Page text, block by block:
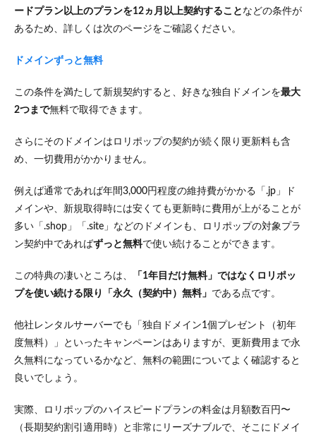
ードプラン以上のプランを12ヵ月以上契約すること などの条件が
あるため、詳しくは次のページをご確認ください。
ドメインずっと無料
この条件を満たして新規契約すると、好きな独自ドメインを最大
2つまで無料で取得できます。
さらにそのドメインはロリポップの契約が続く限り更新料も含
め、一切費用がかかりません。
例えば通常であれば年間3,000円程度の維持費がかかる「.jp」ド
メインや、新規取得時には安くても更新時に費用が上がることが
多い「.shop」「.site」などのドメインも、ロリポップの対象プラ
ン契約中であればずっと無料で使い続けることができます。
この特典の凄いところは、
「1年目だけ無料」ではなくロリポッ
プを使い続ける限り「永久（契約中）無料」 である点です。
他社レンタルサーバーでも「独自ドメイン1個プレゼント（初年
度無料）」といったキャンペーンはありますが、更新費用まで永
久無料になっているかなど、無料の範囲についてよく確認すると
良いでしょう。
実際、ロリポップのハイスピードプランの料金は月額数百円〜
（長期契約割引適用時）と非常にリーズナブルで、そこにドメイ